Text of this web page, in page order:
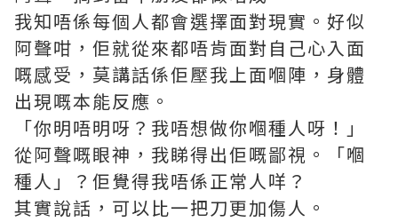
我知唔係每個人都會選擇面對現實。好似
阿聲咁，佢就從來都唔肯面對自己心入面
嘅感受，莫講話係佢壓我上面嗰陣，身體
出現嘅本能反應。
「你明唔明呀？我唔想做你嗰種人呀！」
從阿聲嘅眼神，我睇得出佢嘅鄙視。「嗰
種人」？佢覺得我唔係正常人咩？
其實說話，可以比一把刀更加傷人。